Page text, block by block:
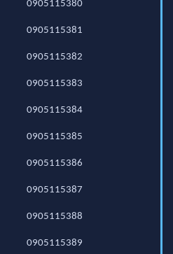
0905115380
0905115381
0905115382
0905115383
0905115384
0905115385
0905115386
0905115387
0905115388
0905115389